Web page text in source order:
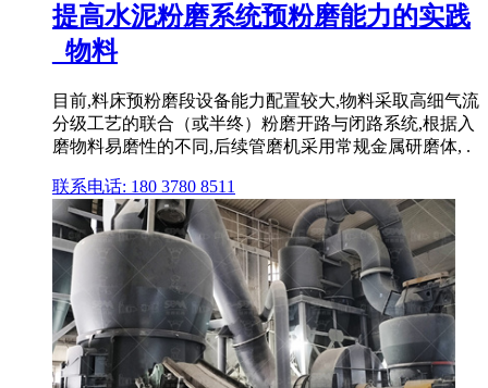
提高水泥粉磨系统预粉磨能力的实践
_物料
目前,料床预粉磨段设备能力配置较大,物料采取高细气流
分级工艺的联合（或半终）粉磨开路与闭路系统,根据入
磨物料易磨性的不同,后续管磨机采用常规金属研磨体, .
联系电话: 180 3780 8511